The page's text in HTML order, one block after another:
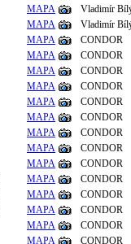
MAPA
Vladimír
MAPA
Vladimír
MAPA
CONDOR
MAPA
CONDOR
MAPA
CONDOR
MAPA
CONDOR
MAPA
CONDOR
MAPA
CONDOR
MAPA
CONDOR
MAPA
CONDOR
MAPA
CONDOR
MAPA
CONDOR
MAPA
CONDOR
MAPA
CONDOR
MAPA
CONDOR
MAPA
CONDOR